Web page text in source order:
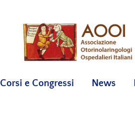
Corsi e Congressi News